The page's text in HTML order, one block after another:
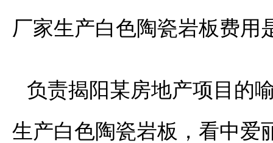
厂家生产白色陶瓷岩板费用
负责揭阳某房地产项目的
生产白色陶瓷岩板，看中爱